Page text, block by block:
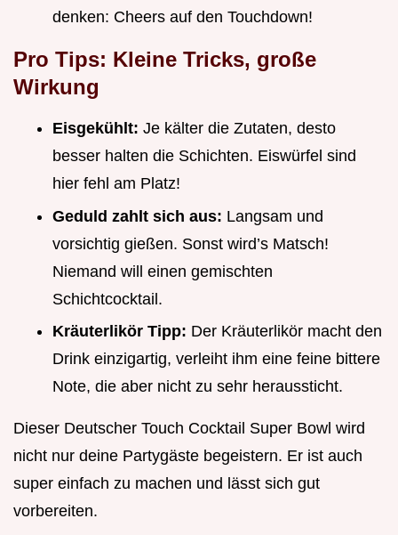
denken: Cheers auf den Touchdown!
Pro Tips: Kleine Tricks, große
Wirkung
Eisgekühlt: Je kälter die Zutaten, desto
besser halten die Schichten. Eiswürfel sind
hier fehl am Platz!
Geduld zahlt sich aus: Langsam und
vorsichtig gießen. Sonst wird’s Matsch!
Niemand will einen gemischten
Schichtcocktail.
Kräuterlikör Tipp: Der Kräuterlikör macht den
Drink einzigartig, verleiht ihm eine feine bittere
Note, die aber nicht zu sehr heraussticht.
Dieser Deutscher Touch Cocktail Super Bowl wird
nicht nur deine Partygäste begeistern. Er ist auch
super einfach zu machen und lässt sich gut
vorbereiten.